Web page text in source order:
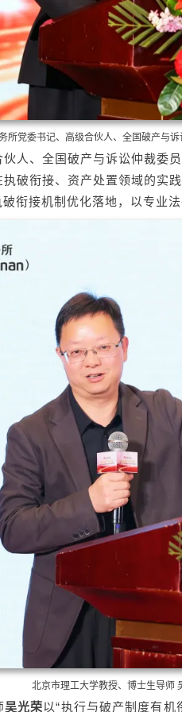
所党委书记、高级合伙人、全国破产与
人、全国破产与诉讼仲裁委
破衔接、资产处置领域的实
衔接机制优化落地，以专业
北京市理工大学教授、博士生导师
吴光荣以“执行与破产制度有